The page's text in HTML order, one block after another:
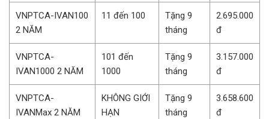
VNPTCA-IVAN100
2 NĂM
11 đến 100
Tặng 9
tháng
2.695.000
đ
VNPTCA-
IVAN1000 2 NĂM
101 đến
1000
Tặng 9
tháng
3.157.000
đ
VNPTCA-
IVANMax 2 NĂM
KHÔNG GIỚI
HẠN
Tặng 9
tháng
3.658.600
đ